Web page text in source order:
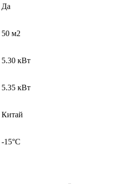
Да
50 м2
5.30 кВт
5.35 кВт
Китай
-15°С